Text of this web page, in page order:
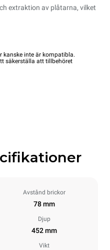
extraktion av plåtarna, vilket
kanske inte är kompatibla.
säkerställa att tillbehöret
Avstånd brickor
78 mm
Djup
452 mm
Vikt